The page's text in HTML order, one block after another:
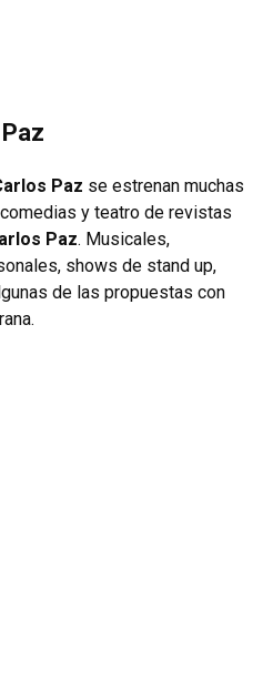
Paz se estrenan muchas
y teatro de revistas
Paz. Musicales,
shows de stand up,
de las propuestas con